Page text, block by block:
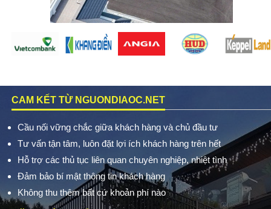
CAM KẾT TỪ NGUONDIAOC.NET
Cầu nối vững chắc giữa khách hàng và chủ đầu tư
Tư vấn tận tâm, luôn đặt lợi ích khách hàng trên hết
Hỗ trợ các thủ tục liên quan chuyên nghiệp, nhiệt tình
Đảm bảo bí mật thông tin khách hàng
Không thu thêm bất cứ khoản phí nào